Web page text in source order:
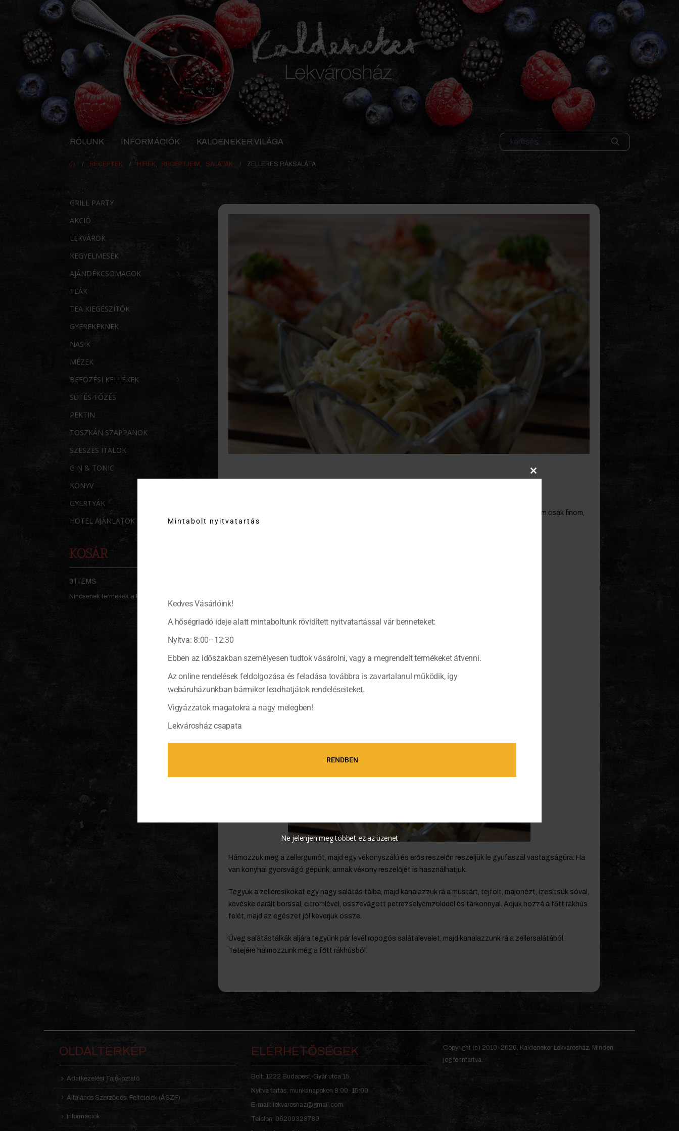
RÓLUNK INFORMÁCIÓK KALDENEKER VILÁGA
RECEPTEK HÍREK RECEPTJEIM SALÁTÁK ZELLERES RÁKSALÁTA
Zelleres ráksaláta
Egyszerű saláta vagy előétel is lehet, ha szép kelyhekben tálaljuk fel. A friss és ropogós zeller nem csak finom,
de jó annak, aki készíti és aki elfogyasztja, ha értitek, mire gondolok.
1 csokor
petrezselyem
zöldje
4 evőkanál tejföl
Hámozzuk meg a zellergumót, majd egy vékonyszálú és erős reszelőn reszeljük le gyufaszál vastagságúra. Ha
van konyhai gyorsvágó gépünk, annak vékony reszelőjét is használhatjuk.
Tegyük a zellercsíkokat egy nagy salátás tálba, majd kanalazzuk rá a mustárt, tejfölt, majonézt, ízesítsük sóval,
kevéske darált borssal, citromlével, összevágott petrezselyemzölddel és tárkonnyal. Adjuk hozzá a főtt rákhús
felét, majd az egészet jól keverjük össze.
Üveg salátástálkák aljára tegyünk pár levél ropogós salátalevelet, majd kanalazzunk rá a zellersalátából.
Tetejére halmozzunk még a főtt rákhúsból.
GRILL PARTY
AKCIÓ
LEKVÁROK
KEGYELMESÉK
AJÁNDÉKCSOMAGOK
TEÁK
TEA KIEGÉSZÍTŐK
GYEREKEKNEK
NASIK
MÉZEK
BEFŐZÉSI KELLÉKEK
SÜTÉS-FŐZÉS
PEKTIN
TOSZKÁN SZAPPANOK
SZESZES ITALOK
GIN & TONIC
KÖNYV
GYERTYÁK
HOTEL AJÁNLATOK
KOSÁR
0 ITEMS
Nincsenek termékek a kosárban.
OLDALTÉRKÉP
Adatkezelési Tájékoztató
Általános Szerződési Feltételek (ÁSZF)
Információk
ELÉRHETŐSÉGEK
Bolt: 1222 Budapest, Gyár utca 15.
Nyitva tartás: munkanapokon 8:00-15:00
E-mail: lekvaroshaz@gmail.com
Telefon: 06209328789
Copyright (c) 2010-2026, Kaldeneker Lekvárosház. Minden
jog fenntartva.
Close
Mintabolt nyitvatartás
Kedves Vásárlóink!
A hőségriadó ideje alatt mintaboltunk rövidített nyitvatartással vár benneteket:
Nyitva: 8:00–12:30
Ebben az időszakban személyesen tudtok vásárolni, vagy a megrendelt termékeket átvenni.
Az online rendelések feldolgozása és feladása továbbra is zavartalanul működik, így
webáruházunkban bármikor leadhatjátok rendeléseiteket.
Vigyázzatok magatokra a nagy melegben!
Lekvárosház csapata
RENDBEN
Ne jelenjen meg többet ez az üzenet